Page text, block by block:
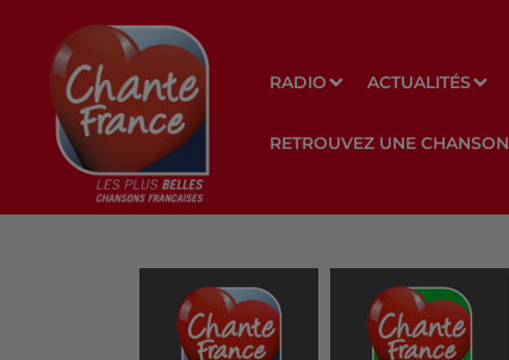
RADIO ACTUALITÉS
RETROUVEZ UNE CHANSON